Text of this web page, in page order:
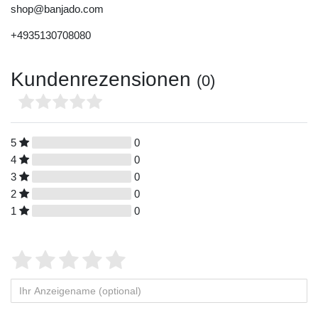
shop@banjado.com
+4935130708080
Kundenrezensionen (0)
5
0
4
0
3
0
2
0
1
0